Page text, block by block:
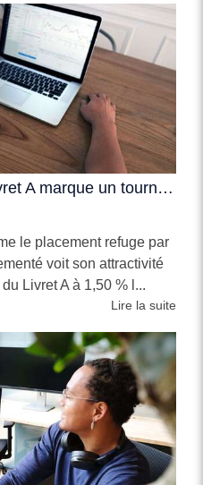
La baisse du taux du Livret A marque un tournant pour l’épargne
le placement refuge par
voit son attractivité
Livret A à 1,50 % l...
Lire la suite